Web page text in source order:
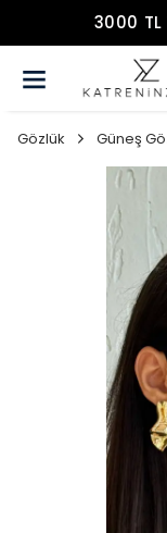
3000 TL
Gözlük Güneş